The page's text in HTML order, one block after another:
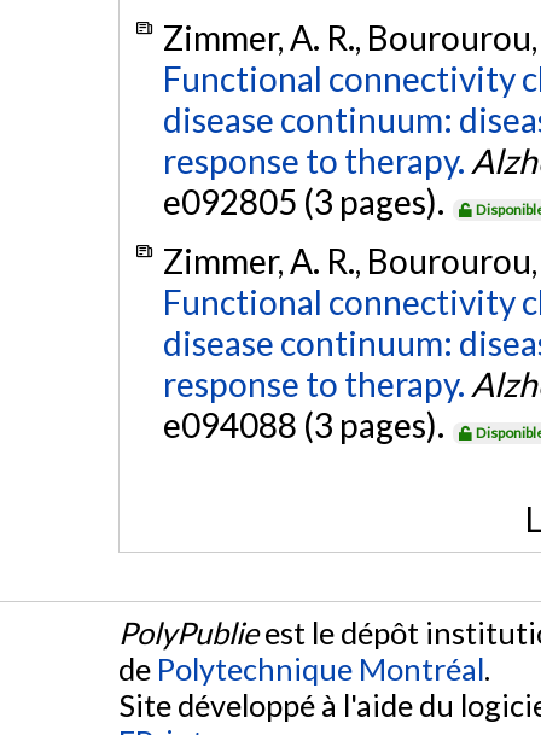
Zimmer, A. R., Bourourou,
Functional connectivity
disease continuum:
response to therapy.
e092805 (3 pages).
Zimmer, A. R., Bourourou,
Functional connectivity
disease continuum:
response to therapy.
e094088 (3 pages).
PolyPublieest le dépôt
de Polytechnique Montréal.
Site développé à l'aide du